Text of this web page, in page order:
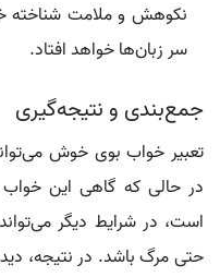
نکوهش و ملامت شناخته
سر زبان‌ها خواهد افتاد.
جمع‌بندی و نتیجه‌گیری
تعبیر خواب بوی خوش
در حالی که گاهی این
است، در شرایط دیگر
حتی مرگ باشد. در نتیجه،